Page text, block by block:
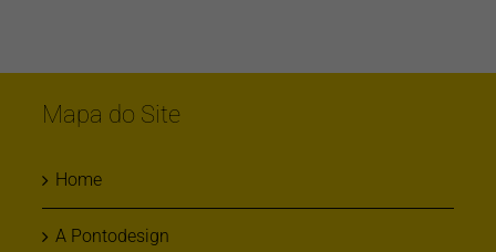
Mapa do Site
Home
A Pontodesign